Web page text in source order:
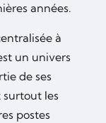
années.
à
un univers
de ses
les
postes